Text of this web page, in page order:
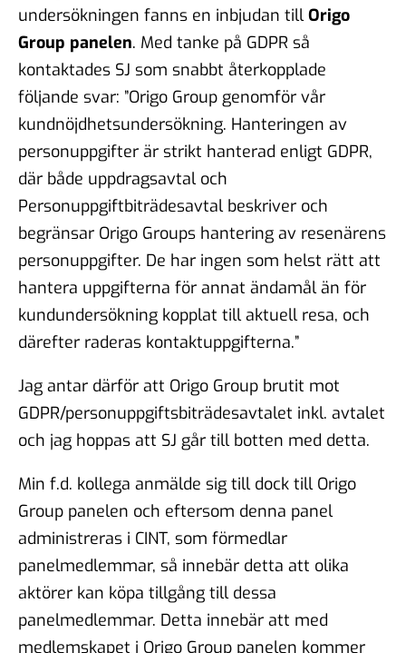
undersökningen fanns en inbjudan tillOrigo
Group panelen. Med tanke på GDPR så
kontaktades SJ som snabbt återkopplade
följande svar: ”Origo Group genomför vår
kundnöjdhetsundersökning. Hanteringen av
personuppgifter är strikt hanterad enligt GDPR,
där både uppdragsavtal och
Personuppgiftbiträdesavtal beskriver och
begränsar Origo Groups hantering av resenärens
personuppgifter. De har ingen som helst rätt att
hantera uppgifterna för annat ändamål än för
kundundersökning kopplat till aktuell resa, och
därefter raderas kontaktuppgifterna.”
Jag antar därför att Origo Group brutit mot
GDPR/personuppgiftsbiträdesavtalet inkl. avtalet
och jag hoppas att SJ går till botten med detta.
Min f.d. kollega anmälde sig till dock till Origo
Group panelen och eftersom denna panel
administreras i CINT, som förmedlar
panelmedlemmar, så innebär detta att olika
aktörer kan köpa tillgång till dessa
panelmedlemmar. Detta innebär att med
medlemskapet i Origo Group panelen kommer